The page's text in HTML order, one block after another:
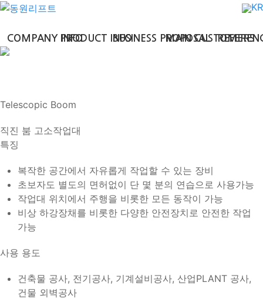
KR
COMPANY INFOPRODUCT INFOBUSINESS PROPOSALMAIN CUSTOMERS
Telescopic Boom
직진 붐 고소작업대
특징
복작한 공간에서 자유롭게 작업할 수 있는 장비
초보자도 별도의 면허없이 단 몇 분의 연습으로 사용가능
작업대 위치에서 주행을 비롯한 모든 동작이 가능
비상 하강장채를 비롯한 다양한 안전장치로 안전한 작업
가능
사용 용도
건축물 공사, 전기공사, 기계설비공사, 산업PLANT 공사,
건물 외벽공사